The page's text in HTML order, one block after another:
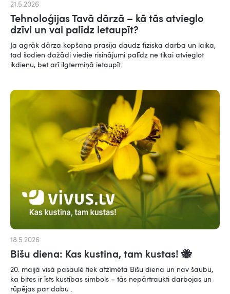
21.5.2026
Tehnoloģijas Tavā dārzā – kā tās atvieglo
dzīvi un vai palīdz ietaupīt?
Ja agrāk dārza kopšana prasīja daudz fiziska darba un laika,
tad šodien dažādi viedie risinājumi palīdz ne tikai atvieglot
ikdienu, bet arī ilgtermiņā ietaupīt.
18.5.2026
Bišu diena: Kas kustina, tam kustas! 🐝
20. maijā visā pasaulē tiek atzīmēta Bišu diena un nav šaubu,
ka bites ir īsts kustības simbols – tās nepārtraukti darbojas un
rūpējas par dabu .